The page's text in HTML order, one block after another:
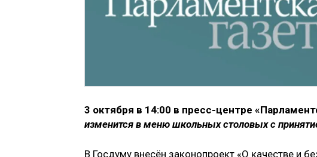
3 октября в 14:00 в пресс-центре
изменится в меню школьных столовых с
В Госдуму внесён законопроект «О качестве и